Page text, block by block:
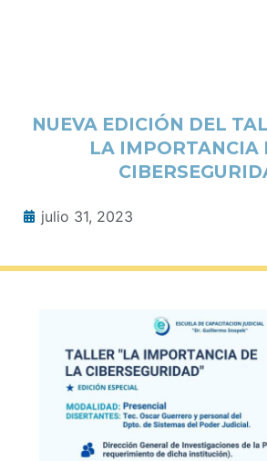
NUEVA EDICIÓN DEL
LA IMPORTANCIA
julio 31, 2023